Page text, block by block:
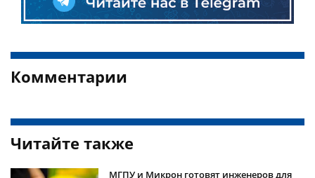
Комментарии
Читайте также
МГПУ и Микрон готовят инженеров для